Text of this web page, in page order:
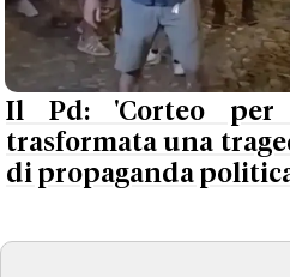
Il Pd: 'Corteo per
trasformata una
di propaganda